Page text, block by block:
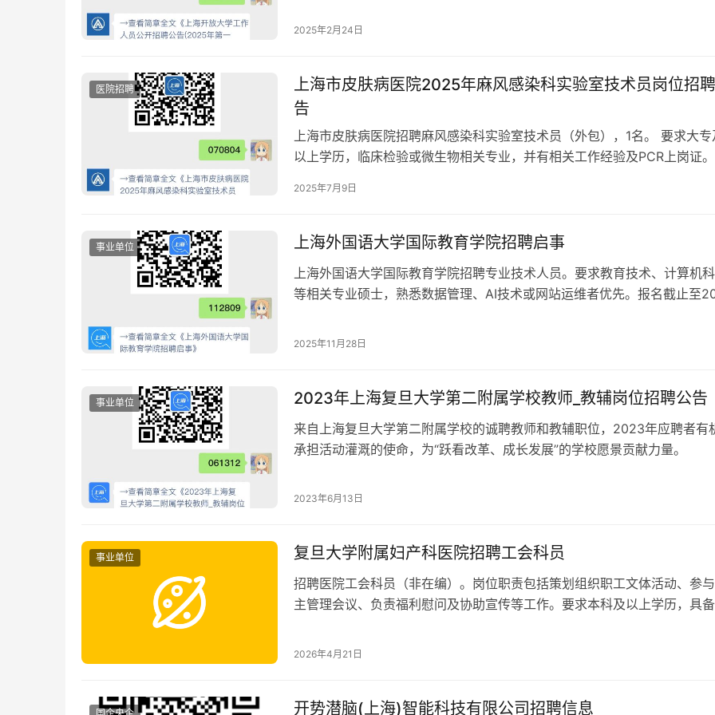
2025年2月24日
医院招聘
上海市皮肤病医院2025年麻风感染科实验室技术员岗位招
告
上海市皮肤病医院招聘麻风感染科实验室技术员（外包），1名。 要求大专及
以上学历，临床检验或微生物相关专业，并有相关工作经验及PCR上岗证。 7
2025年7月9日
事业单位 上海外国语大学国际教育学院招聘启事
上海外国语大学国际教育学院招聘专业技术人员。要求教育技术、计算机
等相关专业硕士，熟悉数据管理、AI技术或网站运维者优先。报名截止至
2025年11月28日
事业单位 2023年上海复旦大学第二附属学校教师_教辅岗位招聘公告
来自上海复旦大学第二附属学校的诚聘教师和教辅职位，2023年应聘者有
承担活动灌溉的使命，为“跃看改革、成长发展”的学校愿景贡献力量。
2023年6月13日
事业单位 复旦大学附属妇产科医院招聘工会科员
招聘医院工会科员（非在编）。岗位职责包括策划组织职工文体活动、参
主管理会议、负责福利慰问及协助宣传等工作。要求本科及以上学历，具备
者应聘。
2026年4月21日
开势潜脑(上海)智能科技有限公司招聘信息